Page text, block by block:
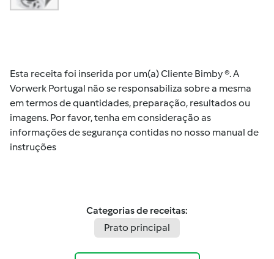
Esta receita foi inserida por um(a) Cliente Bimby ®. A
Vorwerk Portugal não se responsabiliza sobre a mesma
em termos de quantidades, preparação, resultados ou
imagens. Por favor, tenha em consideração as
informações de segurança contidas no nosso manual de
instruções
Categorias de receitas:
Prato principal